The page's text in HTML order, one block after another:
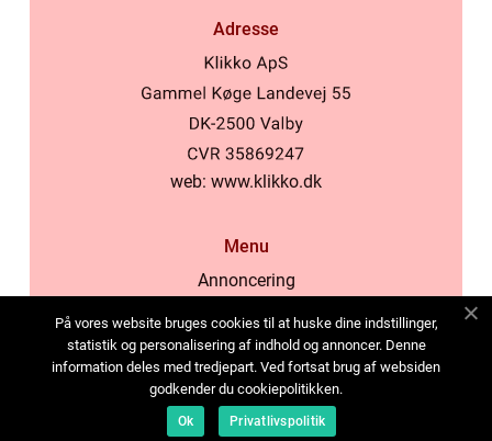
Adresse
web: www.klikko.dk
Menu
Annoncering
Cookies
Kontakt os
Sitemap
På vores website bruges cookies til at huske dine indstillinger,
statistik og personalisering af indhold og annoncer. Denne
information deles med tredjepart. Ved fortsat brug af websiden
godkender du cookiepolitikken.
Ok Privatlivspolitik